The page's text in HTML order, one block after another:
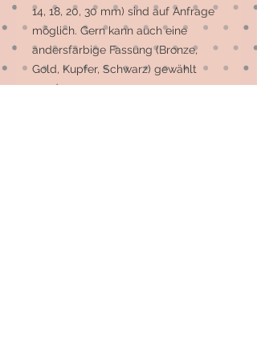
14, 18, 20, 30 mm) sind auf Anfrage
möglich. Gern kann auch eine
andersfarbige Fassung (Bronze,
Gold, Kupfer, Schwarz) gewählt
werden.